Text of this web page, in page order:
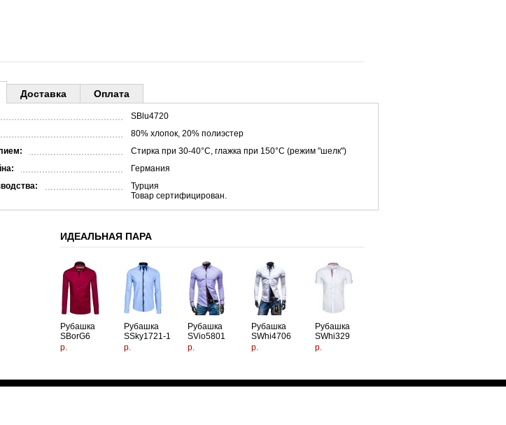
Доставка Оплата
SBlu4720
80% хлопок, 20% полиэстер
Стирка при 30-40°C, глажка при 150°C (режим "шелк")
Германия
Турция
Товар сертифицирован.
ИДЕАЛЬНАЯ ПАРА
Рубашка
SBorG6
р.
Рубашка
SSky1721-1
р.
Рубашка
SVio5801
р.
Рубашка
SWhi4706
р.
Рубашка
SWhi329
р.